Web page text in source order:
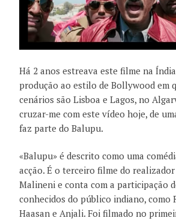
Há 2 anos estreava este filme na
produção ao estilo de Bollywood em
cenários são Lisboa e Lagos, no
cruzar-me com este vídeo hoje, de
faz parte do Balupu.
«Balupu» é descrito como uma
acção. É o terceiro filme do
Malineni e conta com a participação
conhecidos do público indiano, como
Haasan e Anjali. Foi filmado no